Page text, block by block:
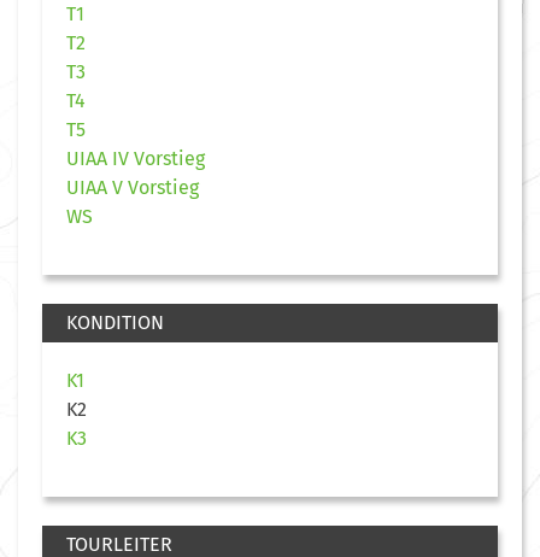
T1
T2
T3
T4
T5
UIAA IV Vorstieg
UIAA V Vorstieg
WS
KONDITION
K1
K2
K3
TOURLEITER